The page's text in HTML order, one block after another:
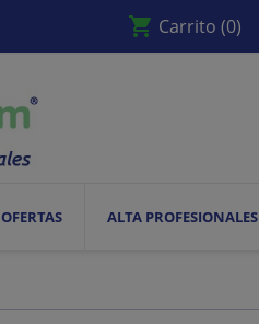
shopping_cart Carrito (0)
OFERTAS ALTA PROFESIONALES